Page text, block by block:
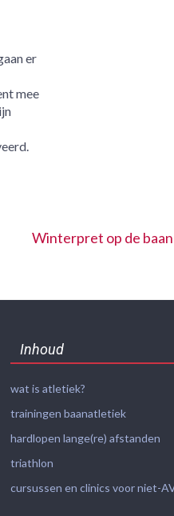
er
mee
Winterpret op de baan
Inhoud
wat is atletiek?
trainingen baanatletiek
hardlopen lange(re) afstanden
triathlon
cursussen en clinics voor niet-